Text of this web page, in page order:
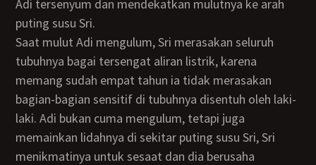
Adi tersenyum dan mendekatkan mulutnya ke arah
puting susu Sri.
Saat mulut Adi mengulum, Sri merasakan seluruh
tubuhnya bagai tersengat aliran listrik, karena
memang sudah empat tahun ia tidak merasakan
bagian-bagian sensitif di tubuhnya disentuh oleh laki-
laki. Adi bukan cuma mengulum, tetapi juga
memainkan lidahnya di sekitar puting susu Sri, Sri
menikmatinya untuk sesaat dan dia berusaha